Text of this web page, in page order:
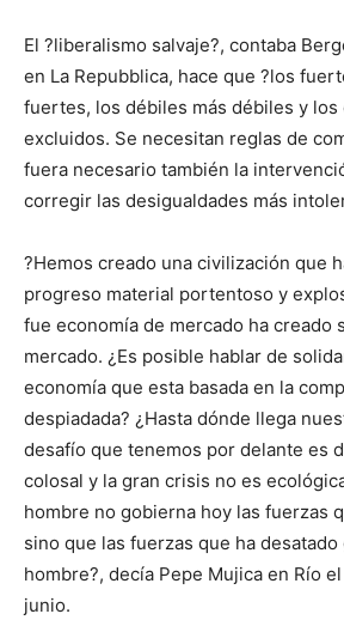
El ?liberalismo salvaje?, contaba
en La Repubblica, hace que ?los
fuertes, los débiles más débiles y los
excluidos. Se necesitan reglas de
fuera necesario también la
corregir las desigualdades más
?Hemos creado una civilización que
progreso material portentoso y
fue economía de mercado ha creado
mercado. ¿Es posible hablar de
economía que esta basada en la
despiadada? ¿Hasta dónde llega
desafío que tenemos por delante es
colosal y la gran crisis no es
hombre no gobierna hoy las fuerzas
sino que las fuerzas que ha desatado
hombre?, decía Pepe Mujica en Río
junio.